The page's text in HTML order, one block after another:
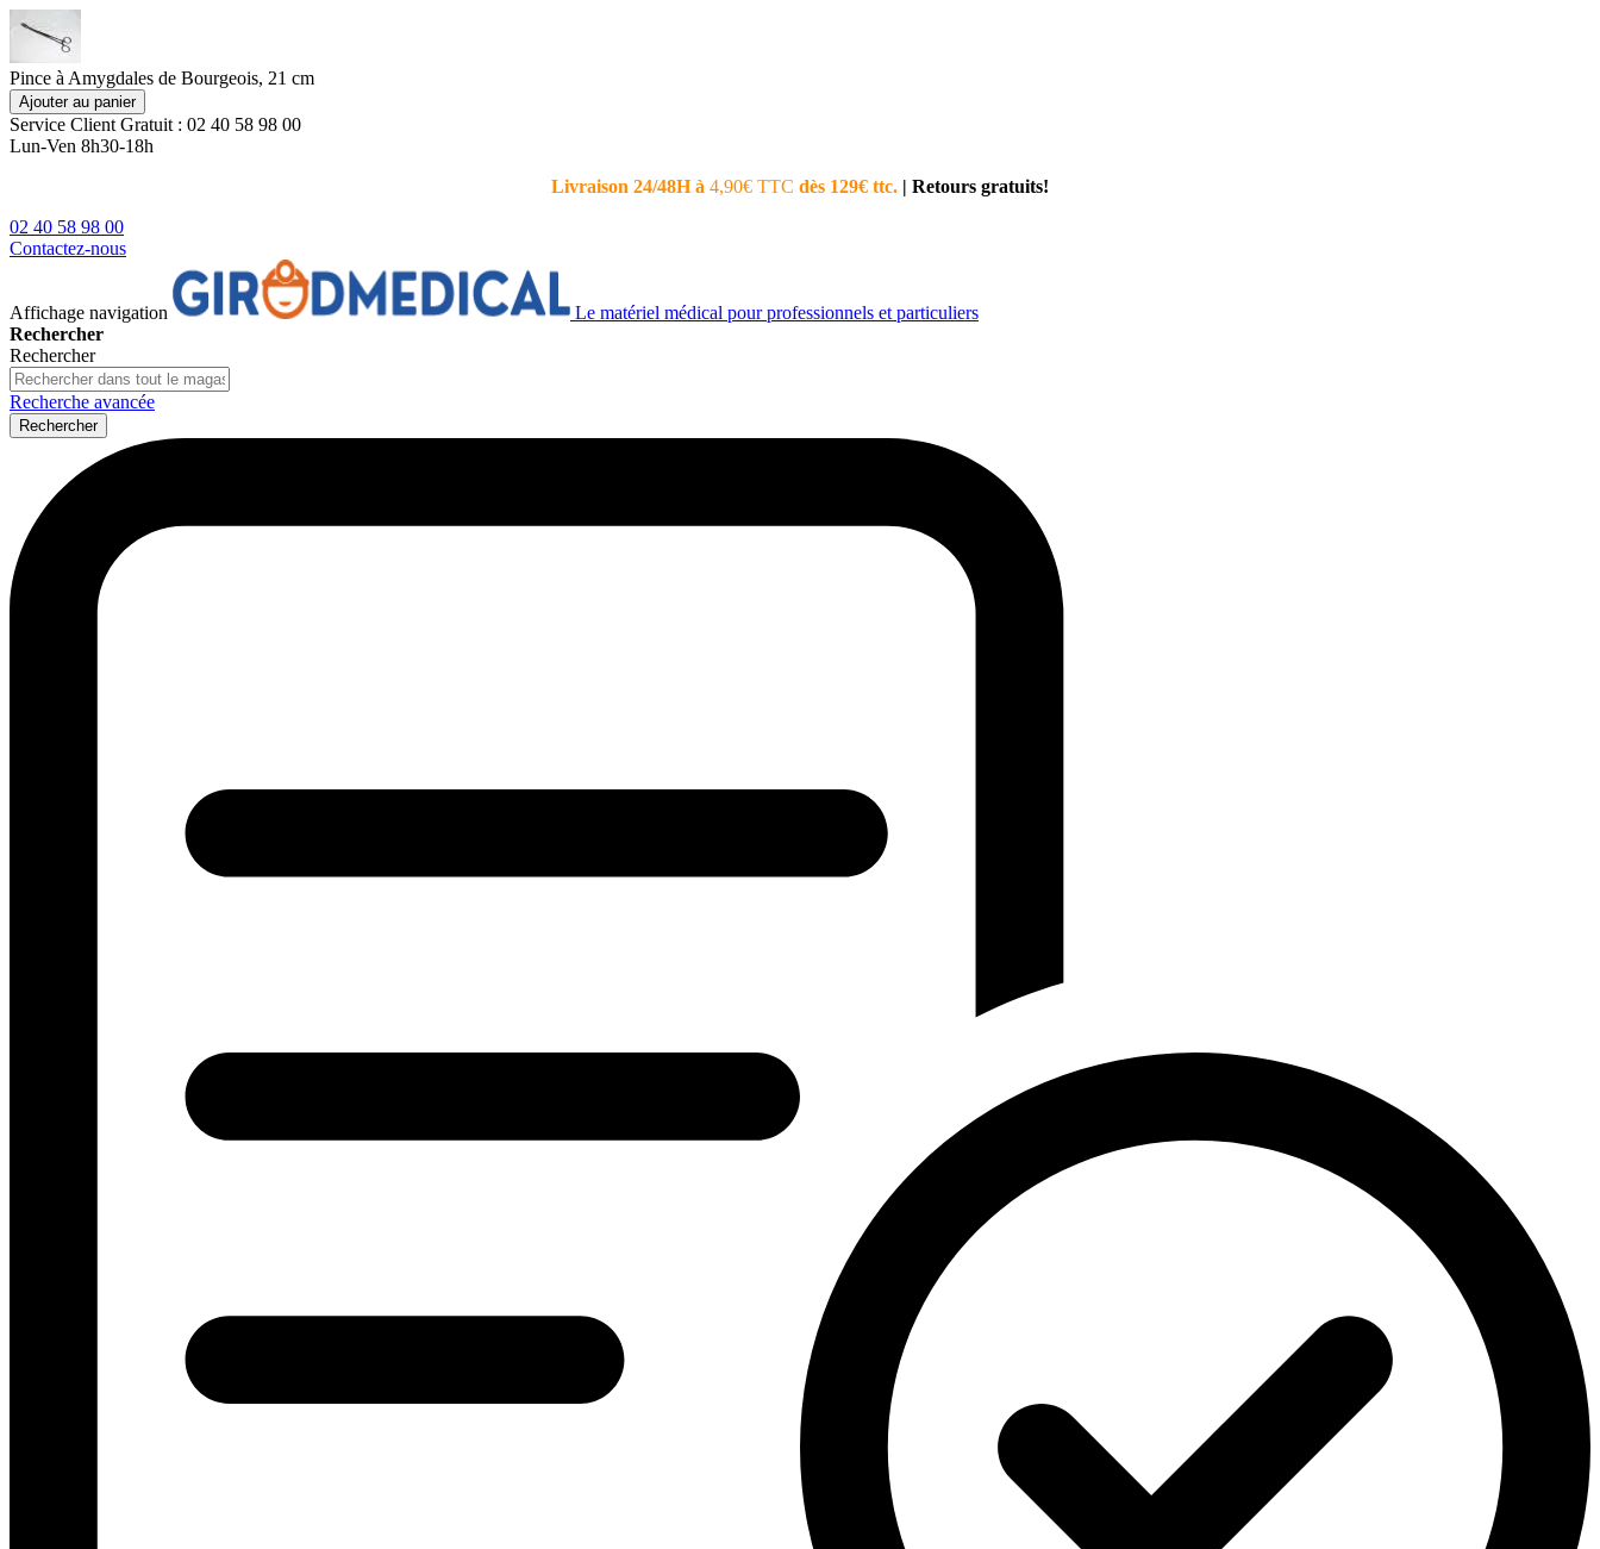
Pince à Amygdales de Bourgeois, 21 cm
Ajouter au panier
Service Client Gratuit : 02 40 58 98 00
Lun-Ven 8h30-18h
Livraison 24/48H à 4,90€ TTC dès 129€ ttc. | Retours gratuits!
02 40 58 98 00
Contactez-nous
Affichage navigation
Le matériel médical pour professionnels et particuliers
Rechercher
Rechercher
Recherche avancée
Rechercher